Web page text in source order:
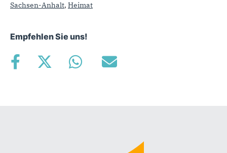
Sachsen-Anhalt, Heimat
Empfehlen Sie uns!